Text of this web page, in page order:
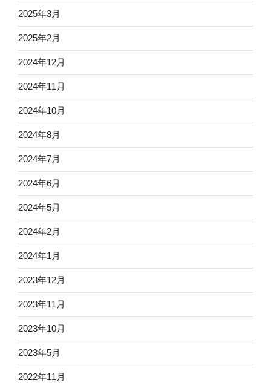
2025年3月
2025年2月
2024年12月
2024年11月
2024年10月
2024年8月
2024年7月
2024年6月
2024年5月
2024年2月
2024年1月
2023年12月
2023年11月
2023年10月
2023年5月
2022年11月